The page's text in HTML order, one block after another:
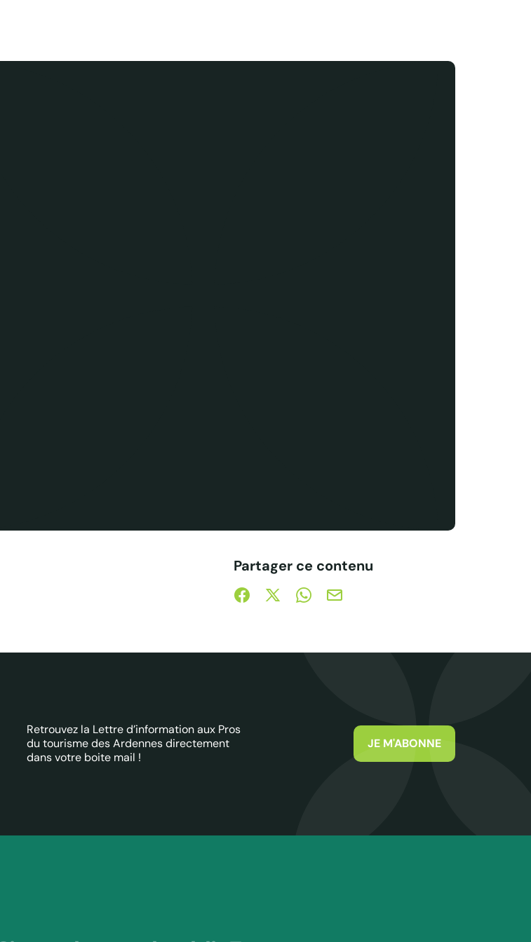
Partager ce contenu
Partager sur Facebook (nouvelle fenêtre)
Partager sur X / Twitter (nouvelle fenêtre)
Partager sur WhatsApp
Partager par mail
Retrouvez la Lettre d’information aux Pros
du tourisme des Ardennes directement
dans votre boite mail !
JE M'ABONNE